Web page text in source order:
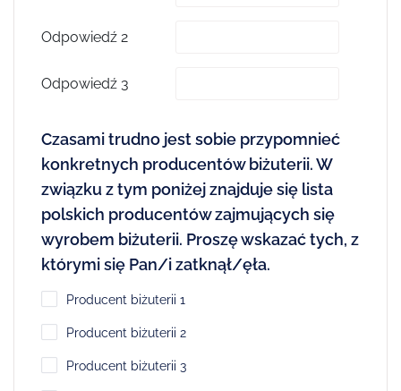
Odpowiedź 2
Odpowiedź 3
Czasami trudno jest sobie przypomnieć
konkretnych producentów biżuterii. W
związku z tym poniżej znajduje się lista
polskich producentów zajmujących się
wyrobem biżuterii. Proszę wskazać tych, z
którymi się Pan/i zatknął/ęła.
Producent biżuterii 1
Producent biżuterii 2
Producent biżuterii 3